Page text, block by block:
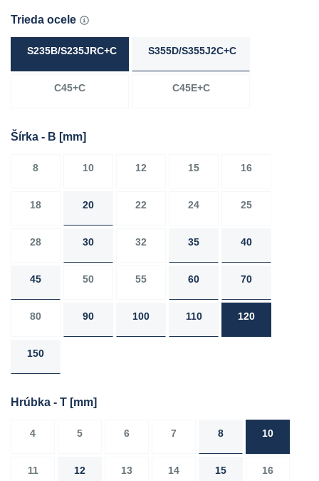
Trieda ocele
S235B/S235JRC+C S355D/S355J2C+C
C45+C C45E+C
Šírka - B [mm]
8 10 12 15 16
18 20 22 24 25
28 30 32 35 40
45 50 55 60 70
80 90 100 110 120
150
Hrúbka - T [mm]
4 5 6 7 8 10
11 12 13 14 15 16